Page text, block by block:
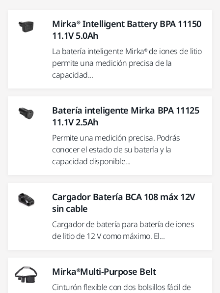
Mirka® Intelligent Battery BPA 11150
11.1V 5.0Ah
La batería inteligente Mirka® de iones de litio
permite una medición precisa de la
capacidad...
Batería inteligente Mirka BPA 11125
11.1V 2.5Ah
Permite una medición precisa. Podrás
conocer el estado de su batería y la
capacidad disponible...
Cargador Batería BCA 108 máx 12V
sin cable
Cargador de batería para batería de iones
de litio de 12 V como máximo. El...
Mirka®Multi-Purpose Belt
Cinturón flexible con dos bolsillos fácil de